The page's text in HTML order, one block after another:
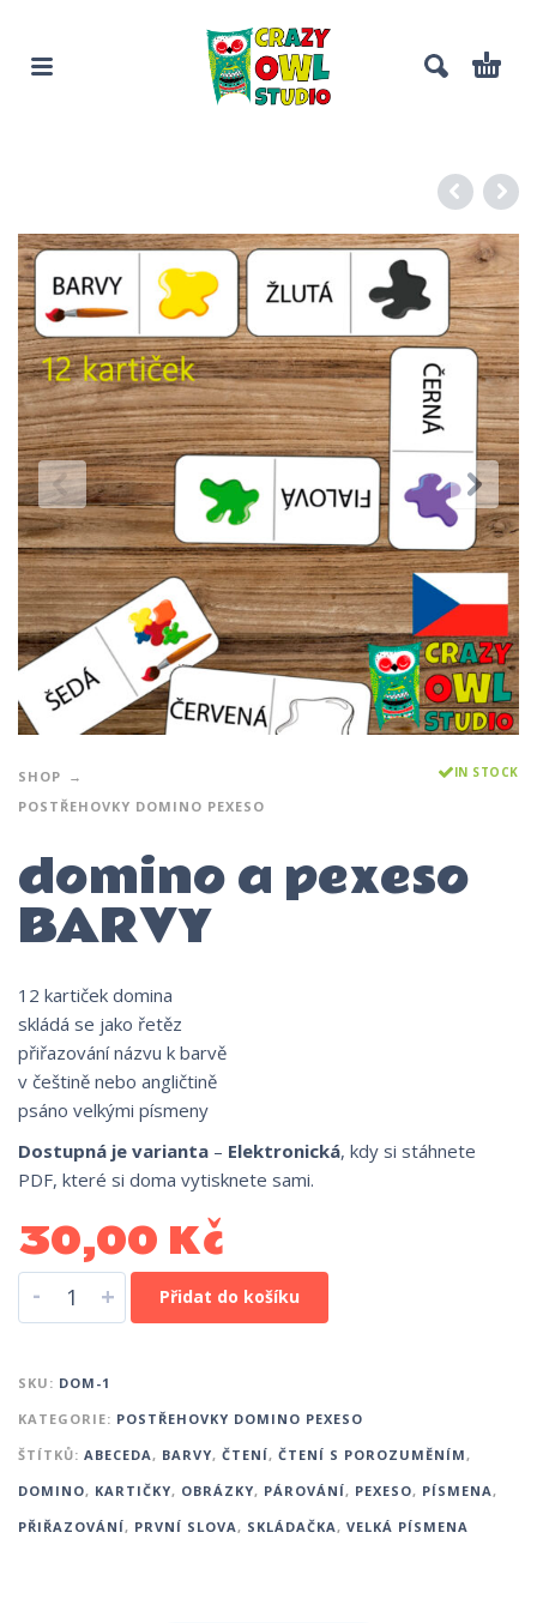
SHOP
POSTŘEHOVKY DOMINO PEXESO
IN STOCK
domino a pexeso
BARVY
12 kartiček domina
skládá se jako řetěz
přiřazování názvu k barvě
v češtině nebo angličtině
psáno velkými písmeny
Dostupná je varianta – Elektronická, kdy si stáhnete
PDF, které si doma vytisknete sami.
30,00 Kč
- + Přidat do košíku
SKU: DOM-1
KATEGORIE: POSTŘEHOVKY DOMINO PEXESO
ŠTÍTKŮ: ABECEDA , BARVY, ČTENÍ, ČTENÍ S POROZUMĚNÍM ,
DOMINO, KARTIČKY, OBRÁZKY, PÁROVÁNÍ, PEXESO, PÍSMENA ,
PŘIŘAZOVÁNÍ, PRVNÍ SLOVA , SKLÁDAČKA , VELKÁ PÍSMENA